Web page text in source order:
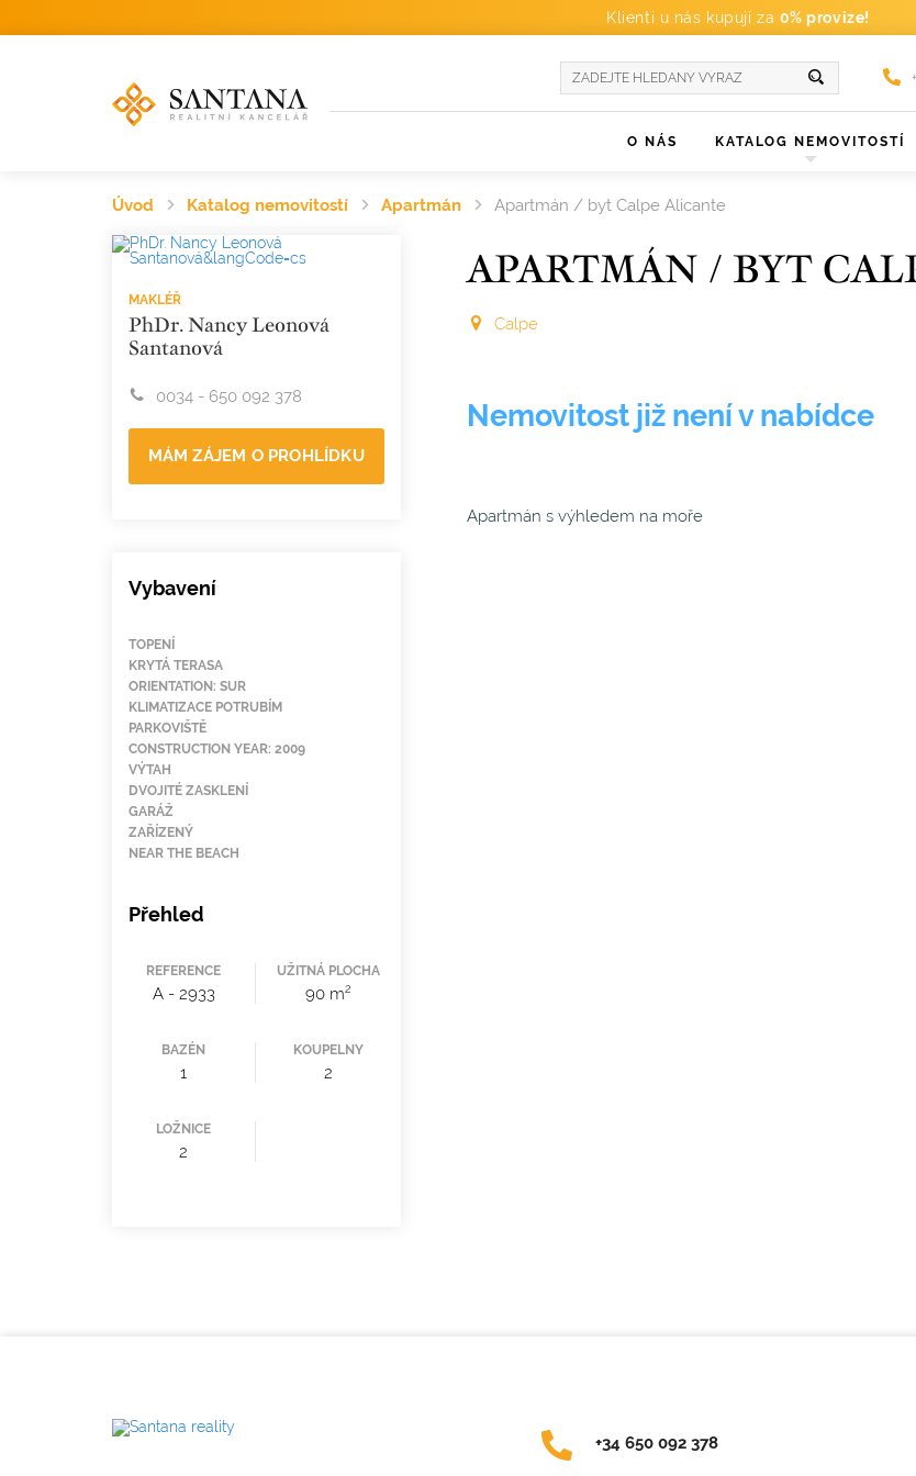
Klienti u nás kupují za 0% provize!
O NÁS KATALOG NEMOVITOSTÍ
Úvod Katalog nemovitostí Apartmán Apartmán / byt Calpe Alicante
APARTMÁN / BYT
Calpe
Nemovitost již není v nabídce
Apartmán s výhledem na moře
MAKLÉŘ
PhDr. Nancy Leonová
Santanová
0034 - 650 092 378
MÁM ZÁJEM O PROHLÍDKU
Vybavení
TOPENÍ
KRYTÁ TERASA
ORIENTATION: SUR
KLIMATIZACE POTRUBÍM
PARKOVIŠTĚ
CONSTRUCTION YEAR: 2009
VÝTAH
DVOJITÉ ZASKLENÍ
GARÁŽ
ZAŘÍZENÝ
NEAR THE BEACH
Přehled
REFERENCE
A - 2933
UŽITNÁ PLOCHA
90 m2
BAZÉN
1
KOUPELNY
2
LOŽNICE
2
+34 650 092 378